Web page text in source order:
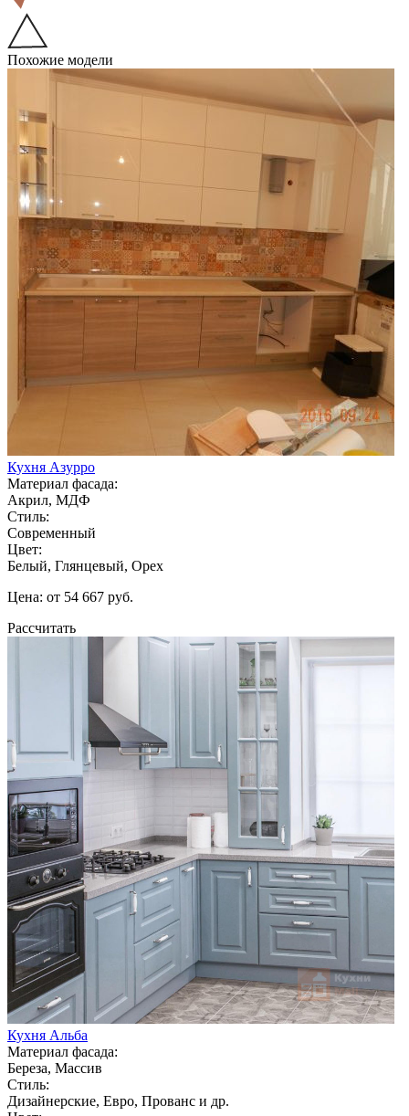
Похожие модели
Кухня Азурро
Материал фасада:
Акрил, МДФ
Стиль:
Современный
Цвет:
Белый, Глянцевый, Орех
Цена: от 54 667 руб.
Рассчитать
Кухня Альба
Материал фасада:
Береза, Массив
Стиль:
Дизайнерские, Евро, Прованс и др.